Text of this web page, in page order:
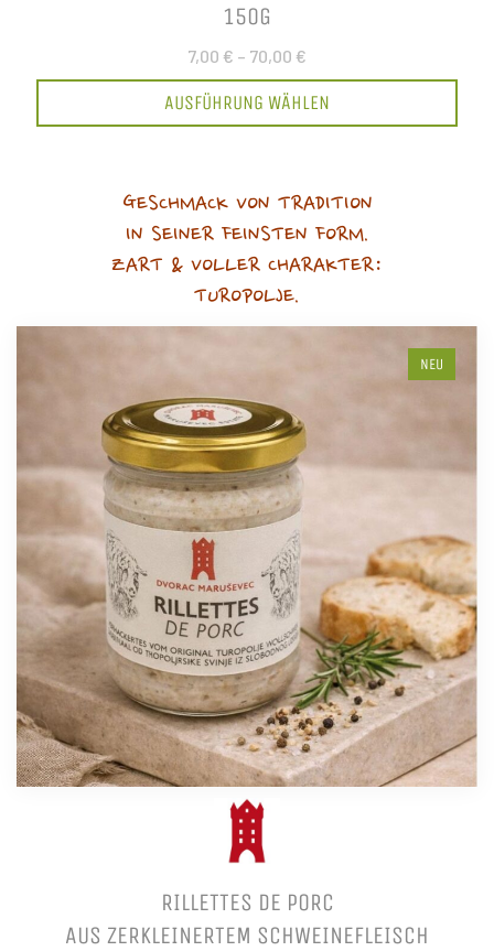
150G
7,00 € – 70,00 €
AUSFÜHRUNG WÄHLEN
GESCHMACK VON TRADITION
IN SEINER FEINSTEN FORM.
ZART & VOLLER CHARAKTER:
TUROPOLJE.
NEU
RILLETTES DE PORC
AUS ZERKLEINERTEM SCHWEINEFLEISCH